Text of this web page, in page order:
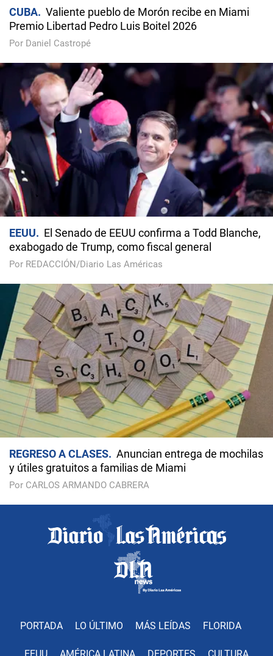
CUBA
Valiente pueblo de Morón recibe en Miami
Premio Libertad Pedro Luis Boitel 2026
Por Daniel Castropé
EEUU
El Senado de EEUU confirma a Todd Blanche,
exabogado de Trump, como fiscal general
Por REDACCIÓN/Diario Las Américas
REGRESO A CLASES
Anuncian entrega de mochilas
y útiles gratuitos a familias de Miami
Por CARLOS ARMANDO CABRERA
PORTADA LO ÚLTIMO MÁS LEÍDAS FLORIDA